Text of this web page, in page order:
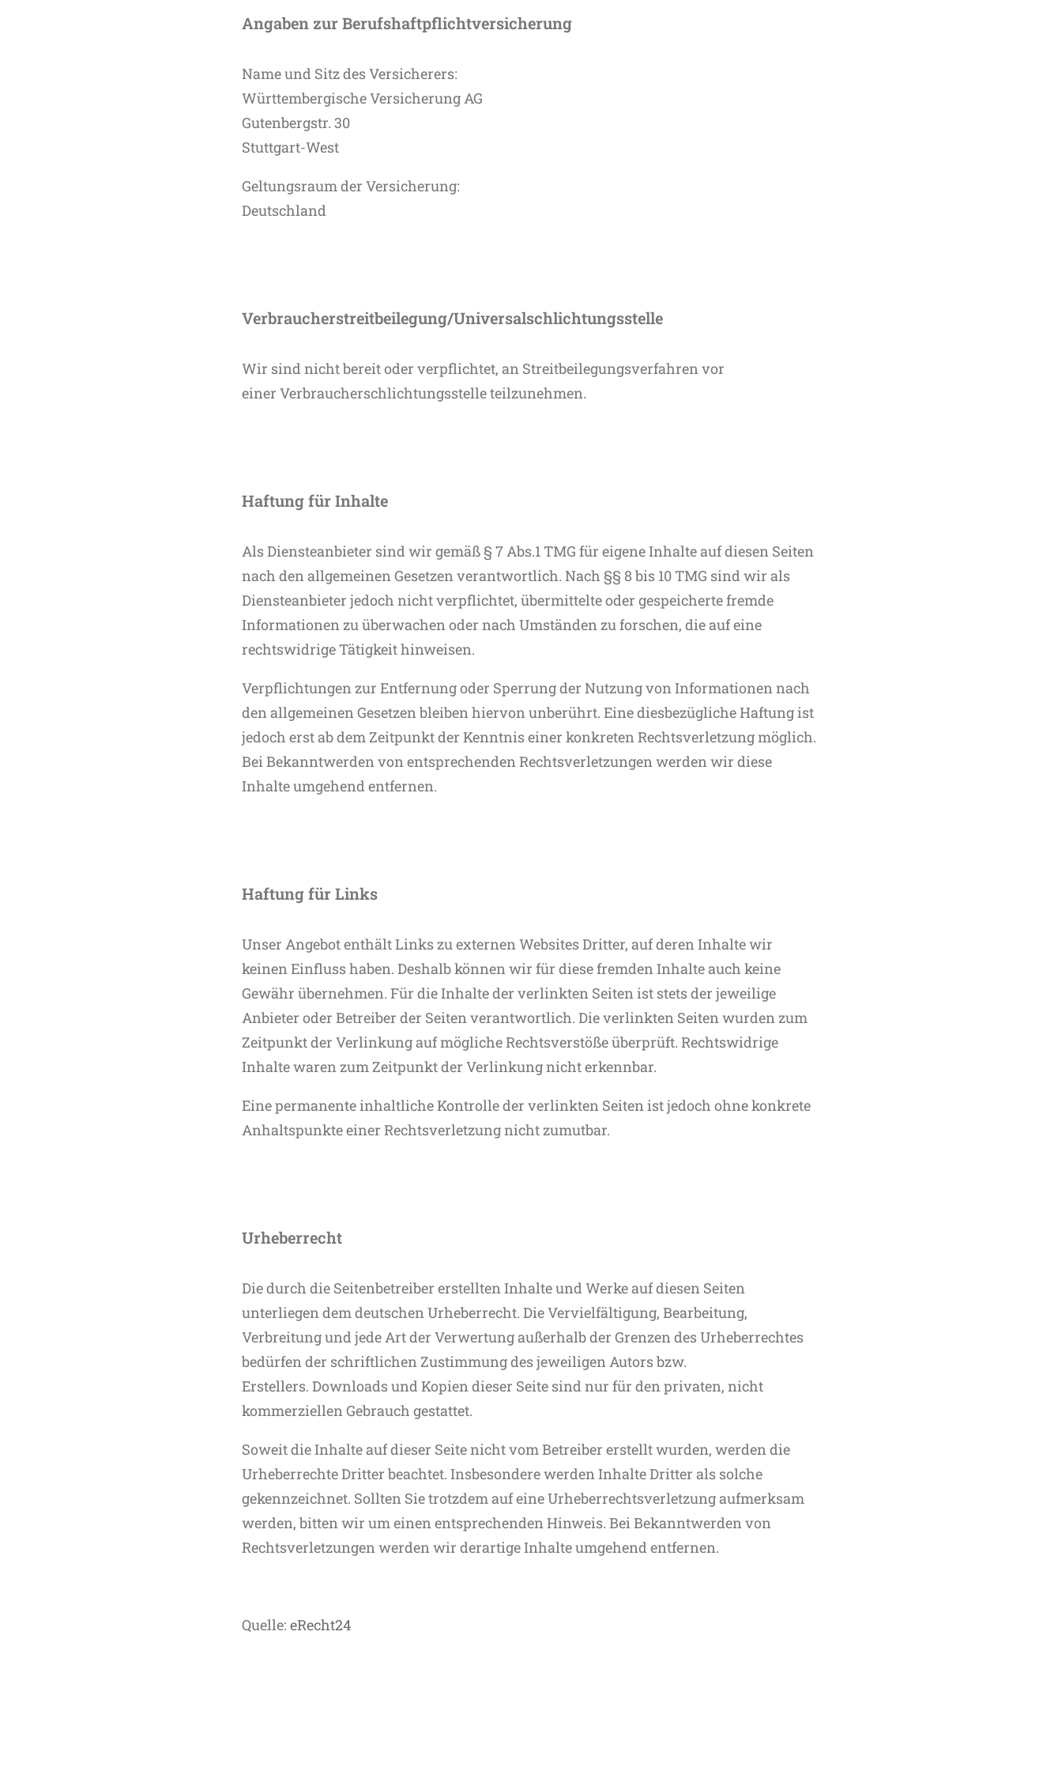
Angaben zur Berufshaftpflichtversicherung
Name und Sitz des Versicherers:
Württembergische Versicherung AG
Gutenbergstr. 30
Stuttgart-West
Geltungsraum der Versicherung:
Deutschland
Verbraucherstreitbeilegung/Universalschlichtungsstelle
Wir sind nicht bereit oder verpflichtet, an Streitbeilegungsverfahren vor
einer Verbraucherschlichtungsstelle teilzunehmen.
Haftung für Inhalte
Als Diensteanbieter sind wir gemäß § 7 Abs.1 TMG für eigene Inhalte auf diesen Seiten
nach den allgemeinen Gesetzen verantwortlich. Nach §§ 8 bis 10 TMG sind wir als
Diensteanbieter jedoch nicht verpflichtet, übermittelte oder gespeicherte fremde
Informationen zu überwachen oder nach Umständen zu forschen, die auf eine
rechtswidrige Tätigkeit hinweisen.
Verpflichtungen zur Entfernung oder Sperrung der Nutzung von Informationen nach
den allgemeinen Gesetzen bleiben hiervon unberührt. Eine diesbezügliche Haftung ist
jedoch erst ab dem Zeitpunkt der Kenntnis einer konkreten Rechtsverletzung möglich.
Bei Bekanntwerden von entsprechenden Rechtsverletzungen werden wir diese
Inhalte umgehend entfernen.
Haftung für Links
Unser Angebot enthält Links zu externen Websites Dritter, auf deren Inhalte wir
keinen Einfluss haben. Deshalb können wir für diese fremden Inhalte auch keine
Gewähr übernehmen. Für die Inhalte der verlinkten Seiten ist stets der jeweilige
Anbieter oder Betreiber der Seiten verantwortlich. Die verlinkten Seiten wurden zum
Zeitpunkt der Verlinkung auf mögliche Rechtsverstöße überprüft. Rechtswidrige
Inhalte waren zum Zeitpunkt der Verlinkung nicht erkennbar.
Eine permanente inhaltliche Kontrolle der verlinkten Seiten ist jedoch ohne konkrete
Anhaltspunkte einer Rechtsverletzung nicht zumutbar.
Urheberrecht
Die durch die Seitenbetreiber erstellten Inhalte und Werke auf diesen Seiten
unterliegen dem deutschen Urheberrecht. Die Vervielfältigung, Bearbeitung,
Verbreitung und jede Art der Verwertung außerhalb der Grenzen des Urheberrechtes
bedürfen der schriftlichen Zustimmung des jeweiligen Autors bzw.
Erstellers. Downloads und Kopien dieser Seite sind nur für den privaten, nicht
kommerziellen Gebrauch gestattet.
Soweit die Inhalte auf dieser Seite nicht vom Betreiber erstellt wurden, werden die
Urheberrechte Dritter beachtet. Insbesondere werden Inhalte Dritter als solche
gekennzeichnet. Sollten Sie trotzdem auf eine Urheberrechtsverletzung aufmerksam
werden, bitten wir um einen entsprechenden Hinweis. Bei Bekanntwerden von
Rechtsverletzungen werden wir derartige Inhalte umgehend entfernen.
Quelle: eRecht24